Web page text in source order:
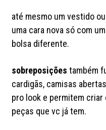
até mesmo um vestido
uma cara nova só com
bolsa diferente.
sobreposiçõestambém
cardigãs, camisas
pro look e permitem
peças que vc já tem.